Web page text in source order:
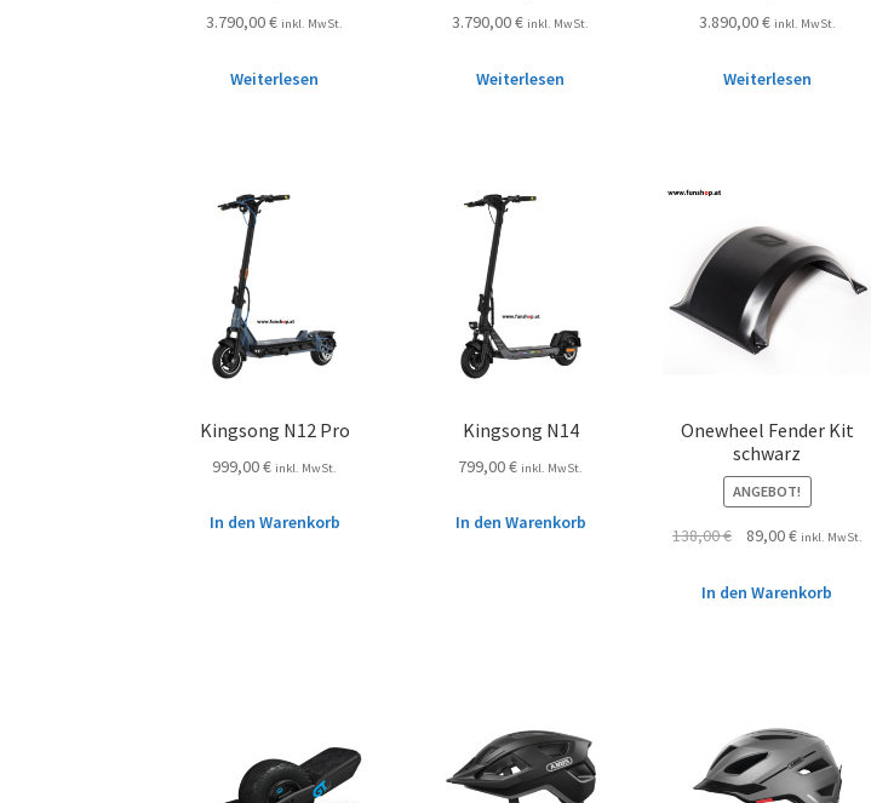
3.790,00€ inkl. MwSt.
Weiterlesen
3.790,00€ inkl. MwSt.
Weiterlesen
3.890,00€ inkl. MwSt.
Weiterlesen
Kingsong N12 Pro
999,00€ inkl. MwSt.
In den Warenkorb
Kingsong N14
799,00€ inkl. MwSt.
In den Warenkorb
Onewheel Fender Kit
schwarz
ANGEBOT!
138,00€ 89,00€ inkl. MwSt.
In den Warenkorb